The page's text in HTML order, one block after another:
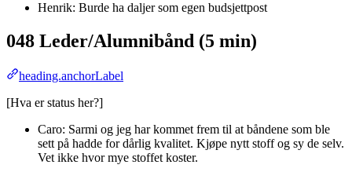
Henrik: Burde ha daljer som egen budsjettpost
048 Leder/Alumnibånd (5 min)
heading.anchorLabel
[Hva er status her?]
Caro: Sarmi og jeg har kommet frem til at båndene som ble
sett på hadde for dårlig kvalitet. Kjøpe nytt stoff og sy de selv.
Vet ikke hvor mye stoffet koster.